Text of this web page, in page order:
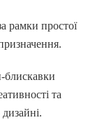
рамки простої
блискавки
та